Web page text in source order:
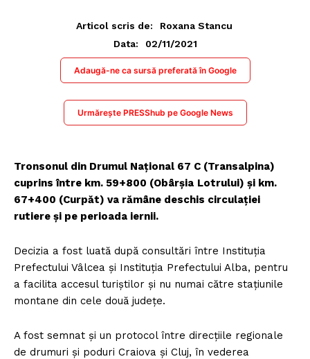
Articol scris de:
Roxana Stancu
Data:
02/11/2021
Adaugă-ne ca sursă preferată în Google
Urmărește PRESShub pe Google News
Tronsonul din Drumul Național 67 C (Transalpina)
cuprins între km. 59+800 (Obârșia Lotrului) și km.
67+400 (Curpăt) va rămâne deschis circulației
rutiere și pe perioada iernii.
Decizia a fost luată după consultări între Instituția
Prefectului Vâlcea și Instituția Prefectului Alba, pentru
a facilita accesul turiștilor și nu numai către stațiunile
montane din cele două județe.
A fost semnat și un protocol între direcțiile regionale
de drumuri și poduri Craiova și Cluj, în vederea